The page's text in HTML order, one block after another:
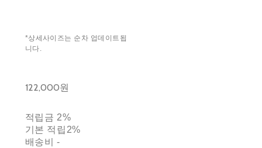
*상세사이즈는 순차 업데이트됩
니다.
122,000원
적립금 2%
기본 적립 2%
배송비-